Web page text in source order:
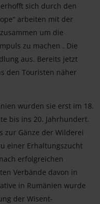
sich durch den
arbeiten mit der
um die
zu machen . Die
aus. Bereits jetzt
den Touristen näher
wurden sie erst im 18.
bis ins 20. Jahrhundert.
zur Gänze der Wilderei
einer Erhaltungszucht
erfolgreichen
Verbände davon in
in Rumänien wurde
der Wisent-